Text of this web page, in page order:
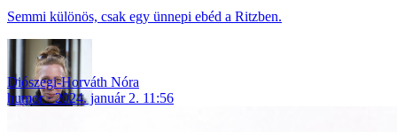
Semmi különös, csak egy ünnepi ebéd a Ritzben.
Diószegi-Horváth Nóra
humor
2024. január 2. 11:56